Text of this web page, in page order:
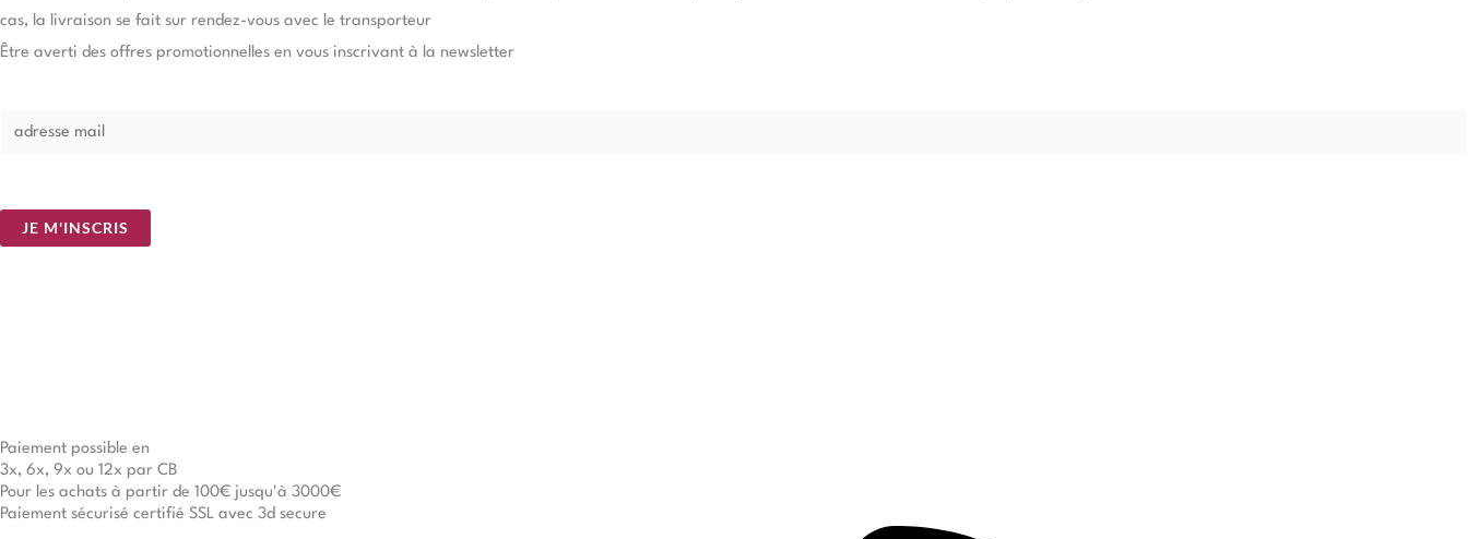
cas, la livraison se fait sur rendez-vous avec le transporteur
Être averti des offres promotionnelles en vous inscrivant à la newsletter
l
JE M'INSCRIS
Paiement possible en
3x, 6x, 9x ou 12x par CB
Pour les achats à partir de 100€ jusqu'à 3000€
Paiement sécurisé certifié SSL avec 3d secure